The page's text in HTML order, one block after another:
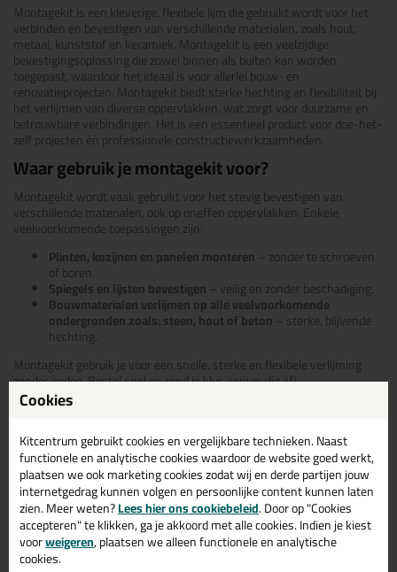
Montagekit is een kleverige, flexibele lijm die gebruikt wordt voor het
verbinden en bevestigen van verschillende materialen, zoals hout,
metaal, kunststof en keramiek. Montagekit is een veelzijdige
bevestigingsoplossing die zowel binnen als buiten kan worden
toegepast, waardoor het ideaal is voor allerlei bouw- en
renovatieprojecten. Montagekit biedt sterke hechting en flexibiliteit bij
het verlijmen van diverse oppervlakken, wat zorgt voor duurzame en
betrouwbare verbindingen. Het is een essentieel product voor doe-het-
zelf projecten én professionele constructiewerkzaamheden.
Waar gebruik je montagekit voor?
Montagekit wordt vaak gebruikt voor het stevig bevestigen van
verschillende materialen, ook op oneffen oppervlakken. Enkele
veelvoorkomende toepassingen zijn:
Plinten, kozijnen en panelen monteren – zonder te schroeven
of boren.
Spiegels en lijsten bevestigen – veilig en zonder beschadiging.
Bouwmaterialen verlijmen op alle veelvoorkomende
ondergronden zoals: steen, hout of beton – sterke, blijvende
hechting.
Montagekit gebruik je voor een snelle, sterke en flexibele verlijming
zonder gedoe. Bestel snel en rond je klus eenvoudig af!
Eigenschappen van montagekit
Niet elke lijm is een montagekit! Montagekit heeft unieke
eigenschappen, zoals:
Elastisch– ideaal voor materialen die kunnen uitzetten en
krimpen.
Geschikt voor binnen én buiten– bestand tegen vocht, UV-
straling en temperatuurwisselingen.
Sterke hechting
Cookies
Kitcentrum gebruikt cookies en vergelijkbare technieken. Naast
functionele en analytische cookies waardoor de website goed werkt,
plaatsen we ook marketing cookies zodat wij en derde partijen jouw
internetgedrag kunnen volgen en persoonlijke content kunnen laten
zien. Meer weten?Lees hier ons cookiebeleid. Door op "Cookies
accepteren" te klikken, ga je akkoord met alle cookies. Indien je kiest
voorweigeren, plaatsen we alleen functionele en analytische
cookies.